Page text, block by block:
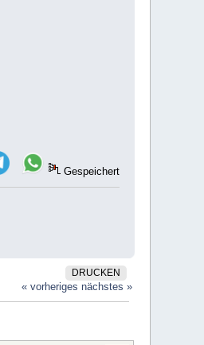
Gespeichert
DRUCKEN
« vorheriges nächstes »